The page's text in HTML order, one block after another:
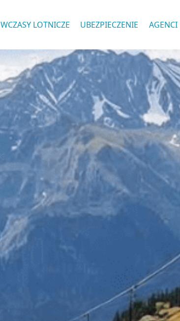
WCZASY LOTNICZE UBEZPIECZENIE AGENCI